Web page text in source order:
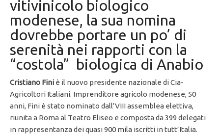
vitivinicolo biologico
modenese, la sua nomina
dovrebbe portare un po’ di
serenità nei rapporti con la
“costola” biologica di Anabio
Cristiano Fini è il nuovo presidente nazionale di Cia-
Agricoltori Italiani. Imprenditore agricolo modenese, 50
anni, Fini è stato nominato dall’VIII assemblea elettiva,
riunita a Roma al Teatro Eliseo e composta da 399 delegati
in rappresentanza dei quasi 900 mila iscritti in tutt’Italia.